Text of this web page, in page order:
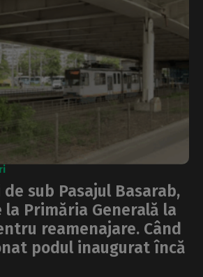
sub Pasajul Basarab,
Primăria Generală la
reamenajare. Când
podul inaugurat încă